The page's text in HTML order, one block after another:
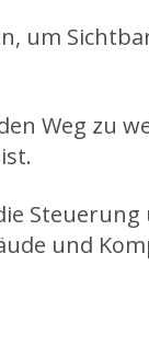
um
Weg zu
und